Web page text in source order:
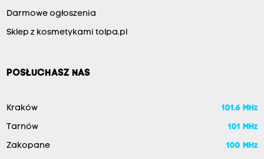
Darmowe ogłoszenia
Sklep z kosmetykami tolpa.pl
POSŁUCHASZ NAS
Kraków 101.6 MHz
Tarnów 101 MHz
Zakopane 100 MHz